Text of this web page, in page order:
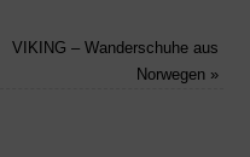
VIKING – Wanderschuhe aus
Norwegen »